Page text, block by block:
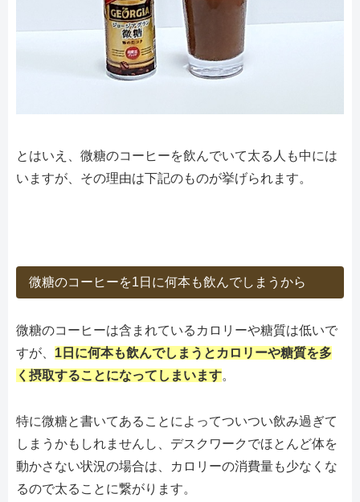
とはいえ、微糖のコーヒーを飲んでいて太る人も中には
いますが、その理由は下記のものが挙げられます。
微糖のコーヒーを1日に何本も飲んでしまうから
微糖のコーヒーは含まれているカロリーや糖質は低いで
すが、 1日に何本も飲んでしまうとカロリーや糖質を多
く摂取することになってしまいます。
特に微糖と書いてあることによってついつい飲み過ぎて
しまうかもしれませんし、デスクワークでほとんど体を
動かさない状況の場合は、カロリーの消費量も少なくな
るので太ることに繋がります。